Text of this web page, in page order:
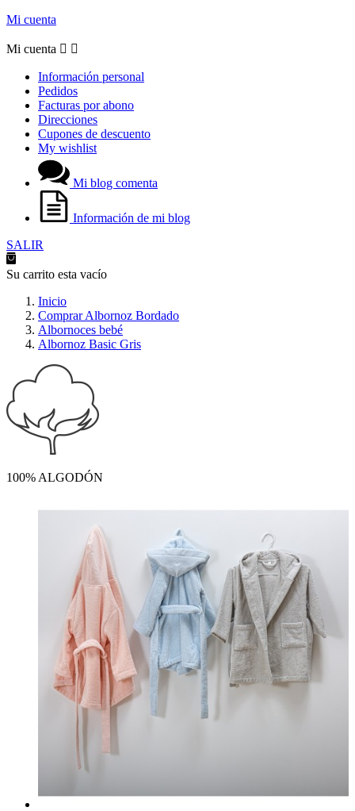
Mi cuenta
Mi cuenta  
Información personal
Pedidos
Facturas por abono
Direcciones
Cupones de descuento
My wishlist
Mi blog comenta
Información de mi blog
SALIR
Su carrito esta vacío
Inicio
Comprar Albornoz Bordado
Albornoces bebé
Albornoz Basic Gris
100% ALGODÓN